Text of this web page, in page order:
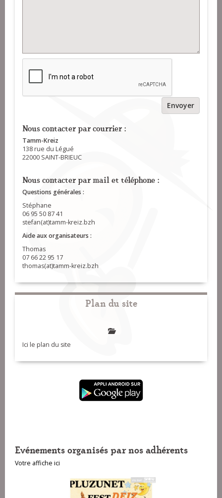
Envoyer
Nous contacter par courrier :
Tamm-Kreiz
138 rue du Légué
22000 SAINT-BRIEUC
Nous contacter par mail et téléphone :
Questions générales :
Stéphane
06 95 50 87 41
stefan(at)tamm-kreiz.bzh
Aide aux organisateurs :
Thomas
07 66 22 95 17
thomas(at)tamm-kreiz.bzh
Plan du site
Ici le plan du site
Evénements organisés par nos adhérents
Votre affiche ici